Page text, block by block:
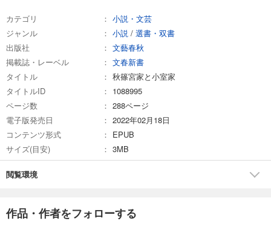
カテゴリ
小説・文芸
ジャンル
小説 / 選書・双書
出版社
文藝春秋
掲載誌・レーベル
文春新書
タイトル
秋篠宮家と小室家
タイトルID
1088995
ページ数
288ページ
電子版発売日
2022年02月18日
コンテンツ形式
EPUB
サイズ(目安)
3MB
閲覧環境
作品・作者をフォローする